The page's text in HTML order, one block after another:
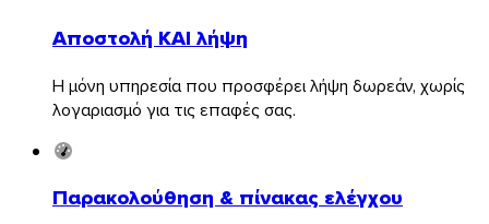
Firefox
Αποστολή ΚΑΙ λήψη
Η μόνη υπηρεσία που προσφέρει λήψη δωρεάν, χωρίς
λογαριασμό για τις επαφές σας.
Παρακολούθηση & πίνακας ελέγχου